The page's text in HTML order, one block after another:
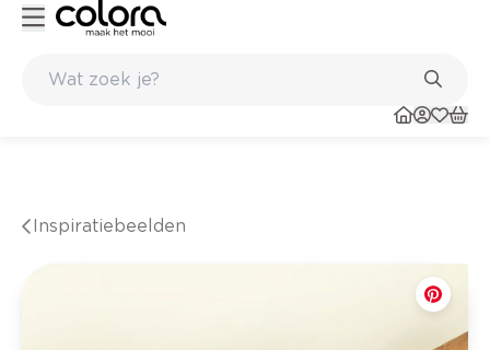
Inspiratiebeelden